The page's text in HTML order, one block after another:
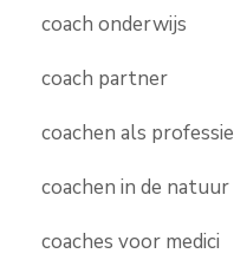
coach onderwijs
coach partner
coachen als professie
coachen in de natuur
coaches voor medici